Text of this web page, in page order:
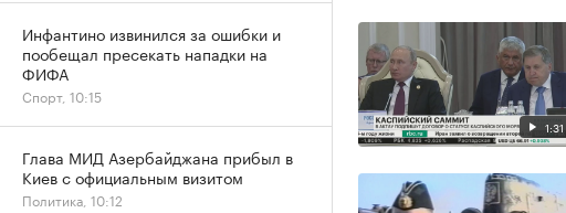
1:31
Инфантино извинился за ошибки и
пообещал пресекать нападки на
ФИФА
Спорт, 10:15
Глава МИД Азербайджана прибыл в
Киев с официальным визитом
Политика, 10:12